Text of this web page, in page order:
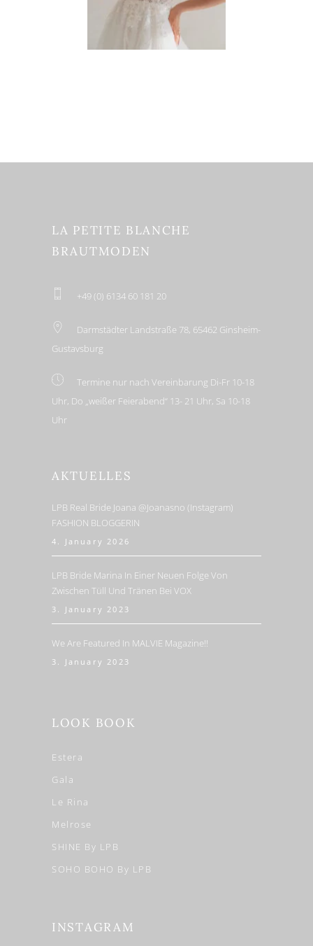
LA PETITE BLANCHE
BRAUTMODEN
+49 (0) 6134 60 181 20
Darmstädter Landstraße 78, 65462 Ginsheim-
Gustavsburg
Termine nur nach Vereinbarung Di-Fr 10-18
Uhr, Do „weißer Feierabend“ 13- 21 Uhr, Sa 10-18
Uhr
AKTUELLES
LPB Real Bride Joana @joanasno (Instagram)
FASHION BLOGGERIN
4. January 2026
LPB Bride Marina In Einer Neuen Folge Von
Zwischen Tüll Und Tränen Bei VOX
3. January 2023
We Are Featured In MALVIE Magazine!!
3. January 2023
LOOK BOOK
Estera
Gala
Le Rina
Melrose
SHINE By LPB
SOHO BOHO By LPB
INSTAGRAM